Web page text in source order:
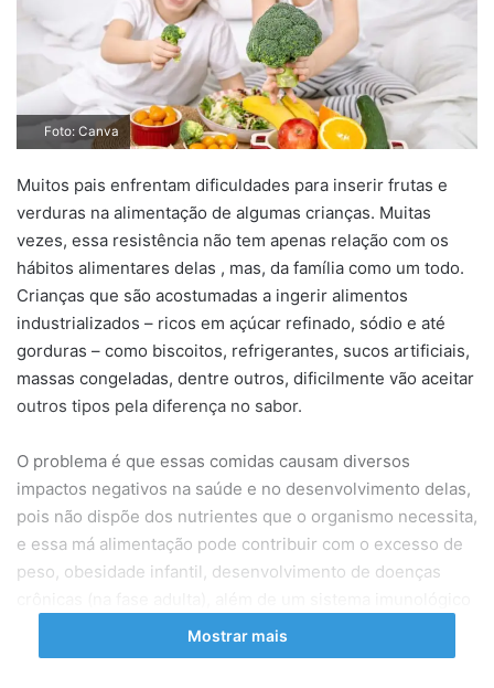
Foto: Canva
Muitos pais enfrentam dificuldades para inserir frutas e
verduras na alimentação de algumas crianças. Muitas
vezes, essa resistência não tem apenas relação com os
hábitos alimentares delas , mas, da família como um todo.
Crianças que são acostumadas a ingerir alimentos
industrializados – ricos em açúcar refinado, sódio e até
gorduras – como biscoitos, refrigerantes, sucos artificiais,
massas congeladas, dentre outros, dificilmente vão aceitar
outros tipos pela diferença no sabor.
O problema é que essas comidas causam diversos
impactos negativos na saúde e no desenvolvimento delas,
pois não dispõe dos nutrientes que o organismo necessita,
e essa má alimentação pode contribuir com o excesso de
peso, obesidade infantil, desenvolvimento de doenças
deficiente. De acordo com a nutricionista e professora do
curso de Nutrição da UNINASSAU Olinda, Eryka Alves, o
Mostrar mais